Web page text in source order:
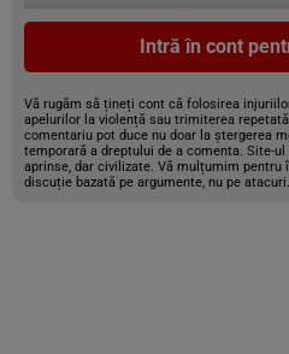
Intră în cont
Vă rugăm să țineți cont că folosirea
apelurilor la violență sau trimiterea
comentariu pot duce nu doar la ștergerea
temporară a dreptului de a comenta. Site-
aprinse, dar civilizate. Vă mulțumim
discuție bazată pe argumente, nu pe atacuri.